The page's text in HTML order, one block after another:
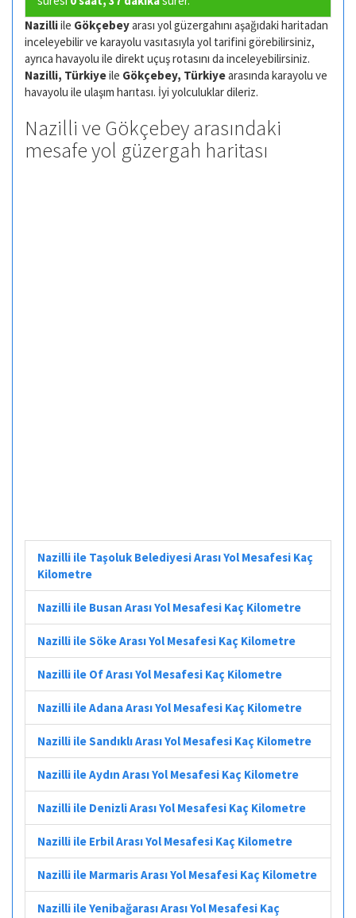
Nazilliile Gökçebeyarası yol güzergahını aşağıdaki haritadan
inceleyebilir ve karayolu vasıtasıyla yol tarifini görebilirsiniz,
ayrıca havayolu ile direkt uçuş rotasını da inceleyebilirsiniz.
Nazilli, Türkiyeile Gökçebey, Türkiyearasında karayolu ve
havayolu ile ulaşım harıtası. İyi yolculuklar dileriz.
Nazilli ve Gökçebey arasındaki
mesafe yol güzergah haritası
Nazilli ile Taşoluk Belediyesi Arası Yol Mesafesi Kaç
Kilometre
Nazilli ile Busan Arası Yol Mesafesi Kaç Kilometre
Nazilli ile Söke Arası Yol Mesafesi Kaç Kilometre
Nazilli ile Of Arası Yol Mesafesi Kaç Kilometre
Nazilli ile Adana Arası Yol Mesafesi Kaç Kilometre
Nazilli ile Sandıklı Arası Yol Mesafesi Kaç Kilometre
Nazilli ile Aydın Arası Yol Mesafesi Kaç Kilometre
Nazilli ile Denizli Arası Yol Mesafesi Kaç Kilometre
Nazilli ile Erbil Arası Yol Mesafesi Kaç Kilometre
Nazilli ile Marmaris Arası Yol Mesafesi Kaç Kilometre
Nazilli ile Yenibağarası Arası Yol Mesafesi Kaç